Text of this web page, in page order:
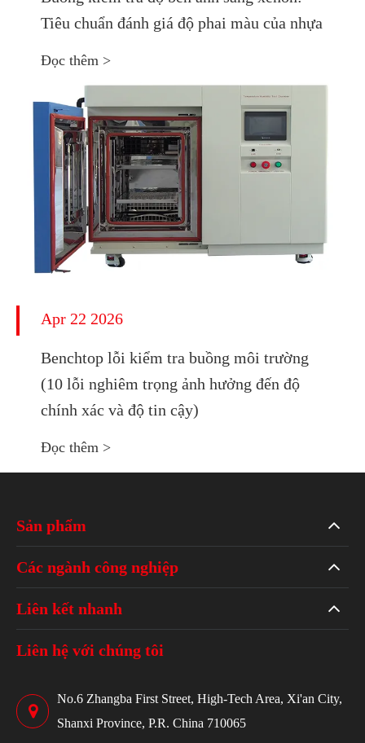
Tiêu chuẩn đánh giá độ phai màu của nhựa
Đọc thêm >
Apr 22 2026
Benchtop lỗi kiểm tra buồng môi trường
(10 lỗi nghiêm trọng ảnh hưởng đến độ
chính xác và độ tin cậy)
Đọc thêm >
Sản phẩm
Các ngành công nghiệp
Liên kết nhanh
Liên hệ với chúng tôi
No.6 Zhangba First Street, High-Tech Area, Xi'an City,
Shanxi Province, P.R. China 710065